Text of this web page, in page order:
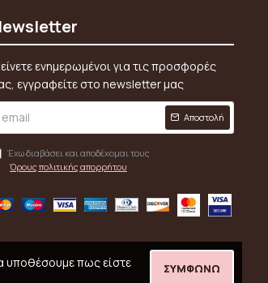
ενημερωμένοι για τις προσφορές
εγγραφείτε στο newsletter μας
Αποστολή
Έχω διαβάσει και αποδέχομαι τους
Όρους πολιτικής απορρήτου
ΣΥΜΦΩΝΏ
υποθέσουμε πως είστε